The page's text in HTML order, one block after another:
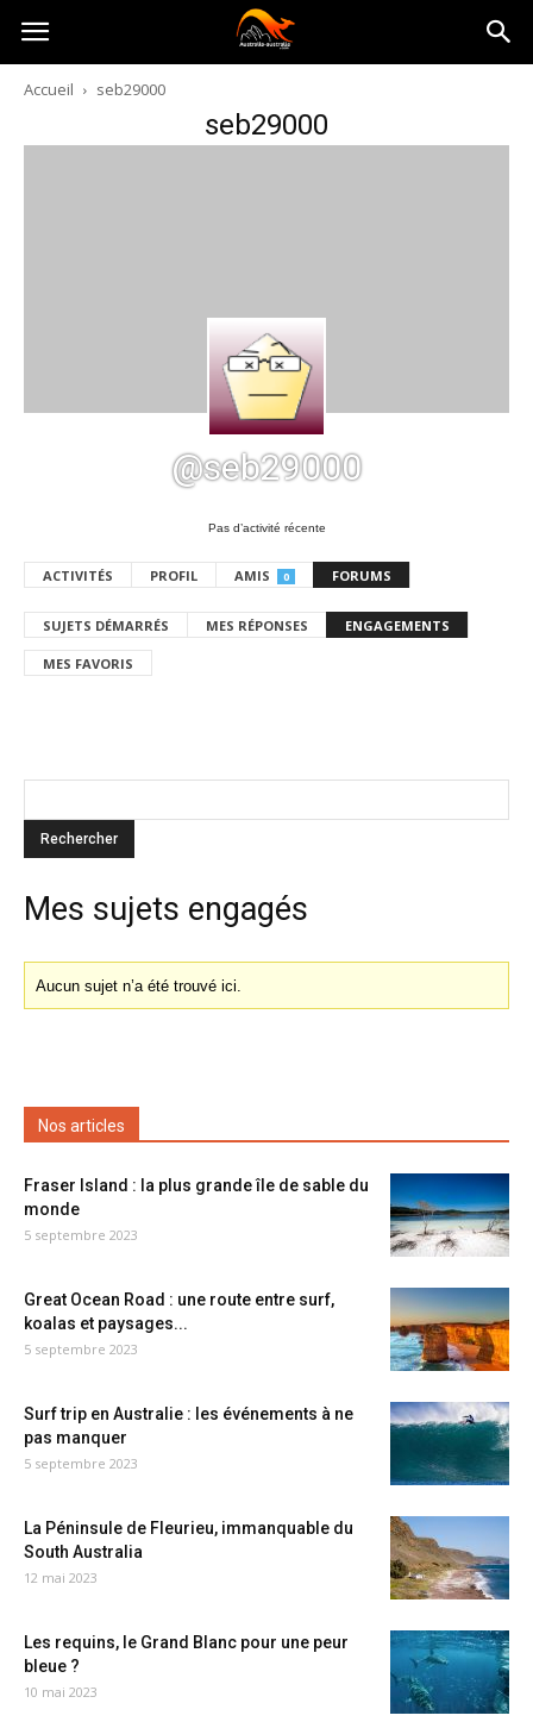
Australia-
australie.com
Accueil seb29000
seb29000
@seb29000
Pas d’activité récente
ACTIVITÉS PROFIL AMIS 0 FORUMS
SUJETS DÉMARRÉS MES RÉPONSES ENGAGEMENTS
MES FAVORIS
Mes sujets engagés
Aucun sujet n’a été trouvé ici.
Nos articles
Fraser Island : la plus grande île de sable du
monde
5 septembre 2023
Great Ocean Road : une route entre surf,
koalas et paysages...
5 septembre 2023
Surf trip en Australie : les événements à ne
pas manquer
5 septembre 2023
La Péninsule de Fleurieu, immanquable du
South Australia
12 mai 2023
Les requins, le Grand Blanc pour une peur
bleue ?
10 mai 2023